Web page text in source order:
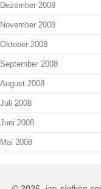
Dezember 2008
November 2008
Oktober 2008
September 2008
August 2008
Juli 2008
Juni 2008
Mai 2008